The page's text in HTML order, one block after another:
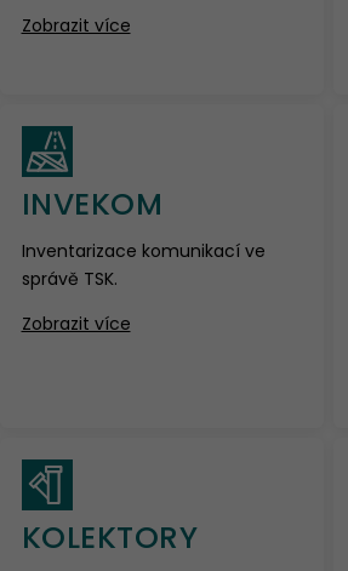
Zobrazit více
INVEKOM
Inventarizace komunikací ve
správě TSK.
Zobrazit více
KOLEKTORY